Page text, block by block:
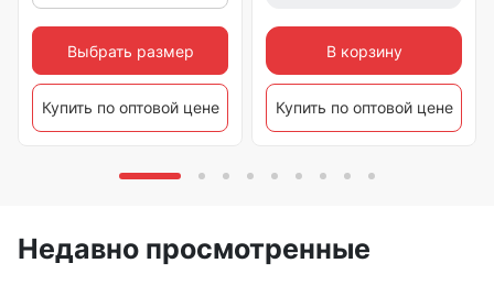
Выбрать размер
Купить по оптовой цене
В корзину
Купить по оптовой цене
Недавно просмотренные